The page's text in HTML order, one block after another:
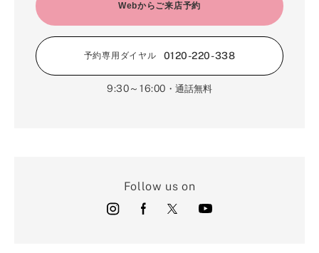
Webからご来店予約
予約専用ダイヤル 0120-220-338
9:30～16:00 ・通話無料
Follow us on